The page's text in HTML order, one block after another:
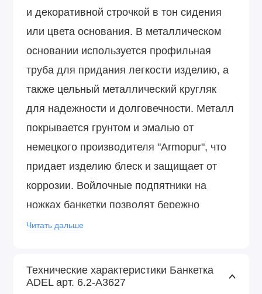
и декоративной строчкой в тон сидения
или цвета основания. В металлическом
основании используется профильная
труба для придания легкости изделию, а
также цельный металлический кругляк
для надежности и долговечности. Металл
покрывается грунтом и эмалью от
немецкого производителя "Armopur", что
придает изделию блеск и защищает от
коррозии. Войлочные подпятники на
ножках банкетки позволят бережно
эксплуатировать ее на любом покрытии
Читать дальше
Технические характеристики Банкетка
ADEL арт. 6.2-А3627